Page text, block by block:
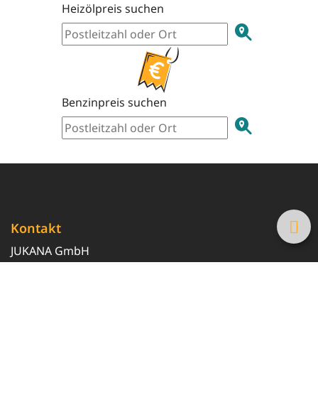
Heizölpreis suchen
Benzinpreis suchen
Kontakt
JUKANA GmbH